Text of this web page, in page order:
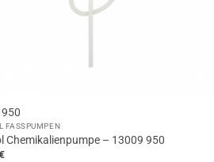
FASSPUMPEN
Chemikalienpumpe – 13009 950